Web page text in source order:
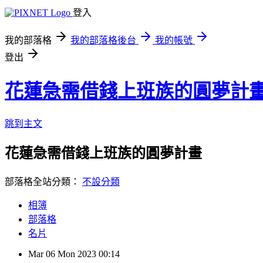
登入
我的部落格 我的部落格後台
我的帳號
登出
花蓮急需借錢上班族的圓夢計
跳到主文
花蓮急需借錢上班族的圓夢計畫
部落格全站分類： 不設分類
相簿
部落格
名片
Mar 06 Mon 2023 00:14